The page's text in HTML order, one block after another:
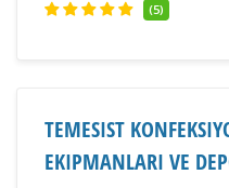
(5)
TEMESIST
EKIPMANLARI VE